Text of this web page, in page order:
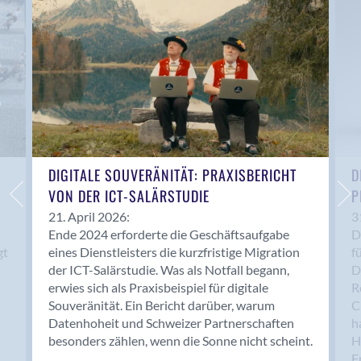
Anwil
Appenzell
Au SG
Baar
Baden
Balsthal
Balzers
Basel
Bassersdorf
Belp
Bendern
Benken (SG)
Bergdietikon
Berlin
Bern
Bern - Liebefeld
DIGITALE SOUVERÄNITÄT: PRAXISBERICHT
VON DER ICT-SALÄRSTUDIE
21. April 2026:
Ende 2024 erforderte die Geschäftsaufgabe
eines Dienstleisters die kurzfristige Migration
der ICT-Salärstudie. Was als Notfall begann,
erwies sich als Praxisbeispiel für digitale
Souveränität. Ein Bericht darüber, warum
Datenhoheit und Schweizer Partnerschaften
besonders zählen, wenn die Sonne nicht scheint.